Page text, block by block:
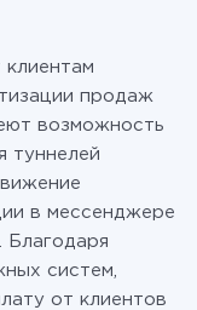
Подробнее
продаж
возможность
туннелей
в мессенджере
Благодаря
систем,
от клиентов